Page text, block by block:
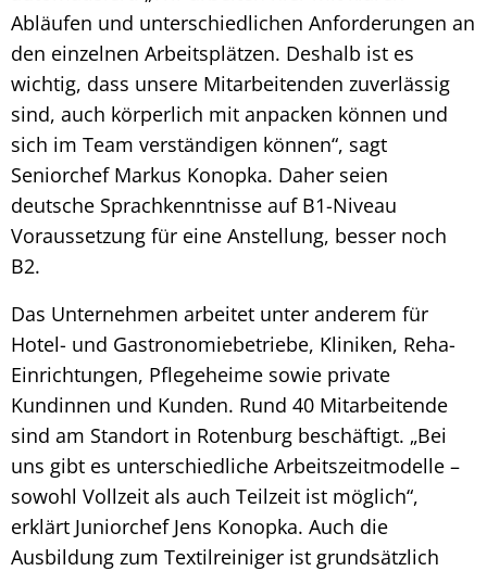
Abläufen und unterschiedlichen Anforderungen an
den einzelnen Arbeitsplätzen. Deshalb ist es
wichtig, dass unsere Mitarbeitenden zuverlässig
sind, auch körperlich mit anpacken können und
sich im Team verständigen können“, sagt
Seniorchef Markus Konopka. Daher seien
deutsche Sprachkenntnisse auf B1-Niveau
Voraussetzung für eine Anstellung, besser noch
B2.
Das Unternehmen arbeitet unter anderem für
Hotel- und Gastronomiebetriebe, Kliniken, Reha-
Einrichtungen, Pflegeheime sowie private
Kundinnen und Kunden. Rund 40 Mitarbeitende
sind am Standort in Rotenburg beschäftigt. „Bei
uns gibt es unterschiedliche Arbeitszeitmodelle –
sowohl Vollzeit als auch Teilzeit ist möglich“,
erklärt Juniorchef Jens Konopka. Auch die
Ausbildung zum Textilreiniger ist grundsätzlich